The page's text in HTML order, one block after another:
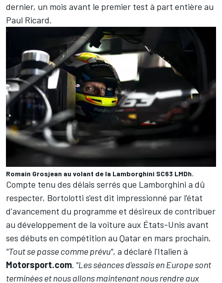
dernier, un mois avant le premier test à part entière au
Paul Ricard.
Romain Grosjean au volant de la Lamborghini SC63 LMDh.
Compte tenu des délais serrés que Lamborghini a dû
respecter, Bortolotti s'est dit impressionné par l'état
d'avancement du programme et désireux de contribuer
au développement de la voiture aux États-Unis avant
ses débuts en compétition au Qatar en mars prochain.
"Tout se passe comme prévu", a déclaré l'Italien à
Motorsport.com. "Les séances d'essais en Europe sont
terminées et nous allons maintenant nous rendre aux